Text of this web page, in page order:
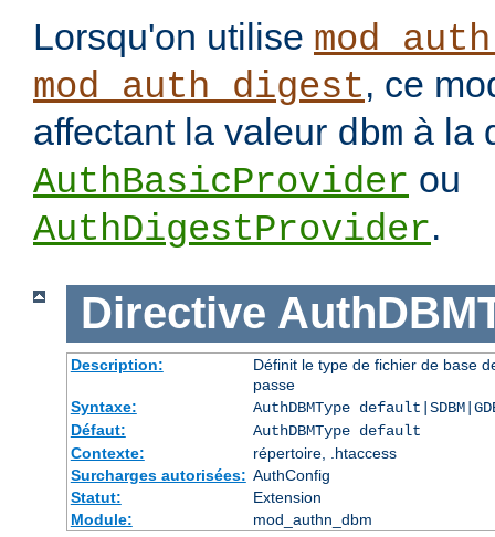
Lorsqu'on utilise
mod_auth_digest, ce
affectant la valeur dbm à la
AuthBasicProvider ou
AuthDigestProvider.
Directive
Description:
Définit le type de fichier de base
passe
Syntaxe:
AuthDBMType
Défaut:
AuthDBMType default
Contexte:
répertoire, .htaccess
Surcharges autorisées: AuthConfig
Statut:
Extension
Module:
mod_authn_dbm